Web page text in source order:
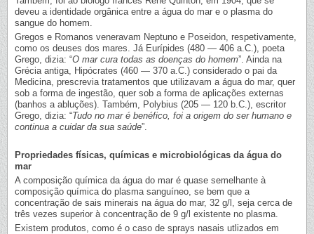
deveu a identidade orgânica entre a água do mar e o plasma do
sangue do homem.
Gregos e Romanos veneravam Neptuno e Poseidon, respetivamente,
como os deuses dos mares. Já Eurípides (480 — 406 a.C.), poeta
Grego, dizia: “O mar cura todas as doenças do homem”. Ainda na
Grécia antiga, Hipócrates (460 — 370 a.C.) considerado o pai da
Medicina, prescrevia tratamentos que utilizavam a água do mar, quer
sob a forma de ingestão, quer sob a forma de aplicações externas
(banhos a abluções). Também, Polybius (205 — 120 b.C.), escritor
Grego, dizia: “Tudo no mar é benéfico, foi a origem do ser humano e
continua a cuidar da sua saúde”.
Propriedades físicas, químicas e microbiológicas da água do
mar
A composição química da água do mar é quase semelhante à
composição química do plasma sanguíneo, se bem que a
concentração de sais minerais na água do mar, 32 g/l, seja cerca de
três vezes superior à concentração de 9 g/l existente no plasma.
Existem produtos, como é o caso de sprays nasais utlizados em